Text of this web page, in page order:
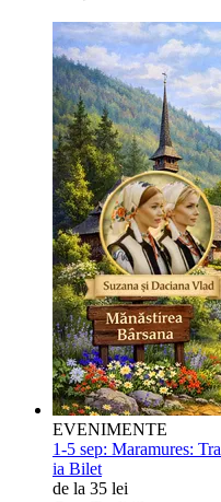
EVENIMENTE
1-5 sep: Maramures:
ia Bilet
de la 35 lei